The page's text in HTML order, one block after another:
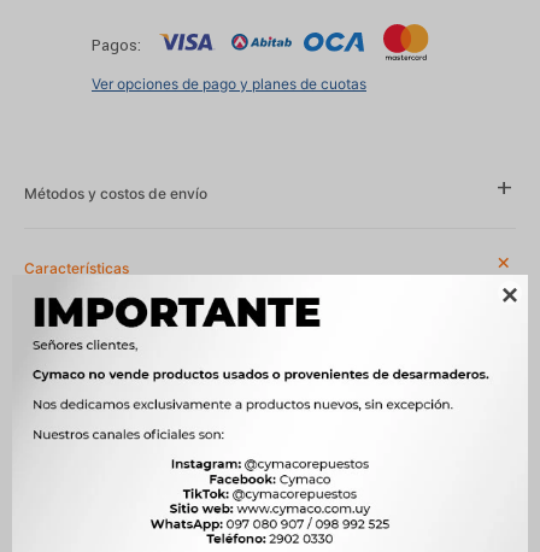

Pagos:
Ver opciones de pago y planes de cuotas
Métodos y costos de envío
Características
Año 1991 - 1995
Compatibilidad TOYOTA
Modelo TERCEL
1.3 16V 88cv 4E-FE NAFTA